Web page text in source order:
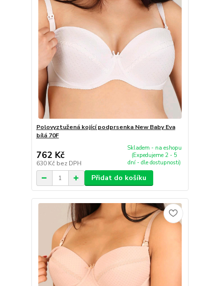
Polovyztužená kojící podprsenka New Baby Eva
bílá 70F
762 Kč
630 Kč bez DPH
Skladem - na eshopu
(Expedujeme 2 - 5
dní - dle dostupnosti)
Přidat do košíku